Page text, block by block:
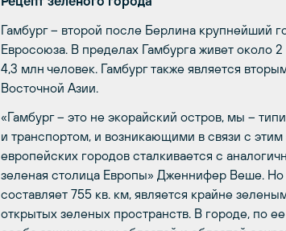
Гамбург – второй после Берлина крупнейший
Евросоюза. В пределах Гамбурга живет около
4,3 млн человек. Гамбург также является
Восточной Азии.
«Гамбург – это не экорайский остров, мы –
и транспортом, и возникающими в связи с
европейских городов сталкивается с
зеленая столица Европы» Дженнифер Веше. Но
составляет 755 кв. км, является крайне
открытых зеленых пространств. В городе, по